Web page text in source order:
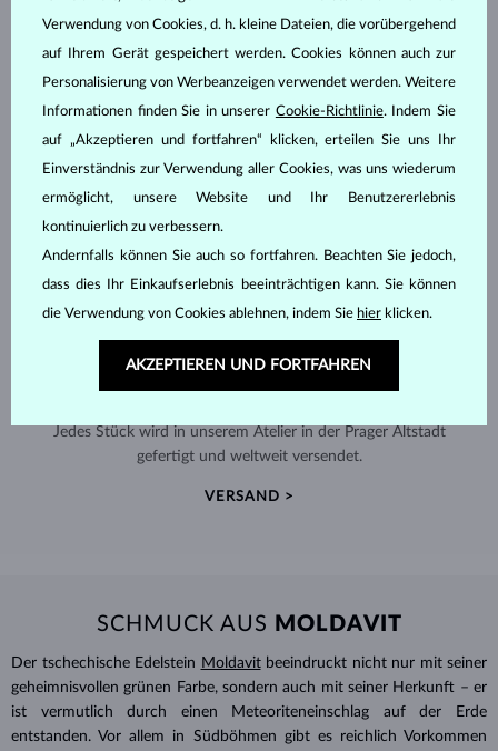
HANDGEFERTIGT IN PRAG
Jedes Stück wird in unserem Atelier in der Prager Altstadt
gefertigt und weltweit versendet.
VERSAND >
SCHMUCK AUS MOLDAVIT
Der tschechische Edelstein Moldavitbeeindruckt nicht nur mit seiner
geheimnisvollen grünen Farbe, sondern auch mit seiner Herkunft – er
ist vermutlich durch einen Meteoriteneinschlag auf der Erde
entstanden. Vor allem in Südböhmen gibt es reichlich Vorkommen
Verwendung von Cookies, d. h. kleine Dateien, die vorübergehend
auf Ihrem Gerät gespeichert werden. Cookies können auch zur
Personalisierung von Werbeanzeigen verwendet werden. Weitere
Informationen finden Sie in unserer Cookie-Richtlinie. Indem Sie
auf „Akzeptieren und fortfahren“ klicken, erteilen Sie uns Ihr
Einverständnis zur Verwendung aller Cookies, was uns wiederum
ermöglicht, unsere Website und Ihr Benutzererlebnis
kontinuierlich zu verbessern.
Andernfalls können Sie auch so fortfahren. Beachten Sie jedoch,
dass dies Ihr Einkaufserlebnis beeinträchtigen kann. Sie können
die Verwendung von Cookies ablehnen, indem Sie hier klicken.
AKZEPTIEREN UND FORTFAHREN